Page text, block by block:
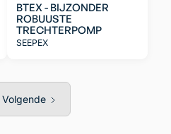
BTEX - BIJZONDER
ROBUUSTE
TRECHTERPOMP
SEEPEX
Volgende